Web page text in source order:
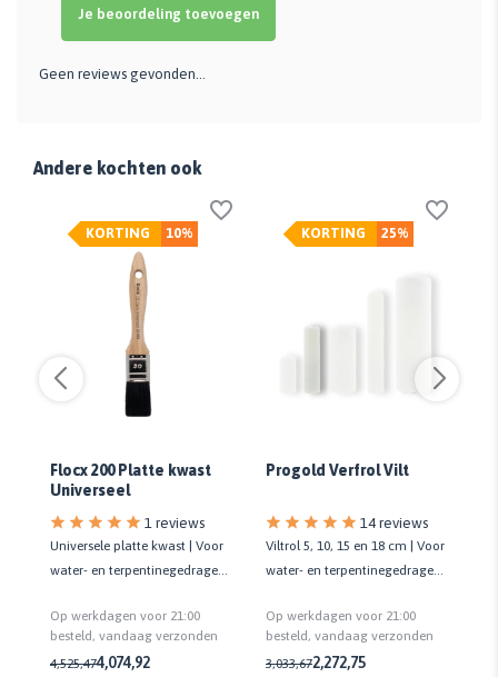
Je beoordeling toevoegen
Geen reviews gevonden...
Andere kochten ook
10%
KORTING
Flocx 200 Platte kwast
Universeel
1 reviews
Universele platte kwast | Voor
water- en terpentinegedragen
Op werkdagen voor 21:00
besteld, vandaag verzonden
4,525,474,074,92
25%
KORTING
Progold Verfrol Vilt
14 reviews
Viltrol 5, 10, 15 en 18 cm | Voor
water- en terpentinegedragen
Op werkdagen voor 21:00
besteld, vandaag verzonden
3,033,672,272,75